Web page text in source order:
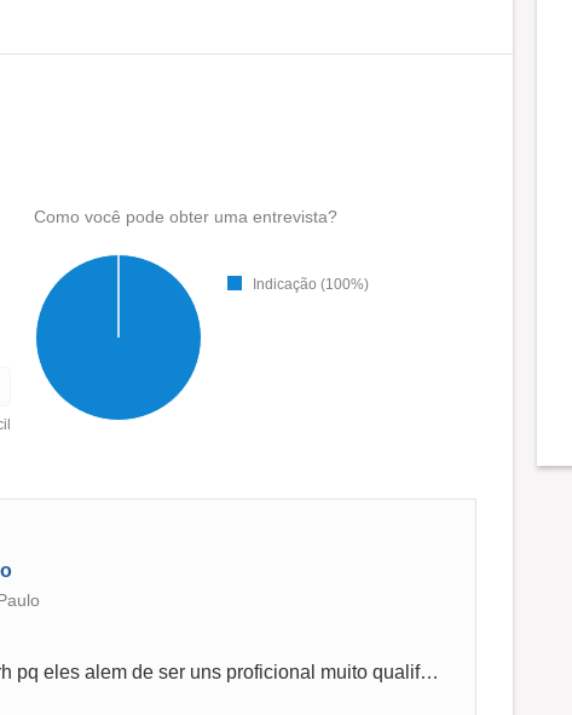
Como você pode obter uma entrevista?
Indicação (100%)
A minha entrevista foi muito bem com o rh pq eles alem de ser uns proficional muito qualificado sao tambem pessoas legais com os recrutas